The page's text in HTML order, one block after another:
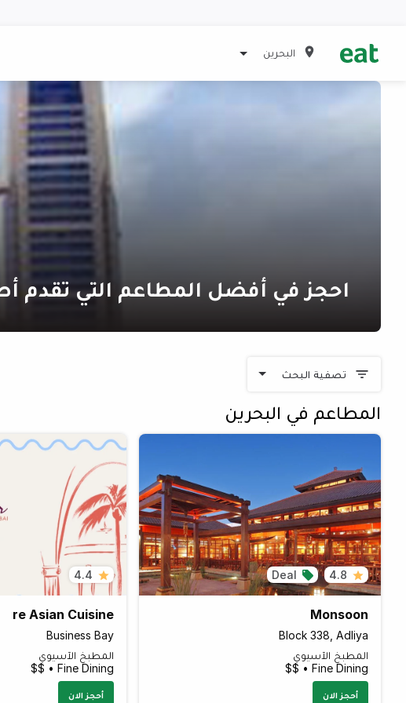
البحرين
احجز في أفضل المطاعم التي تقدم
تصفية البحث
المطاعم في البحرين
4.8
Deal
Monsoon
Block 338, Adliya
المطبخ الآسيوي
Fine Dining • $$
أحجز الان
4.4
re Asian Cuisine
Business Bay
المطبخ الآسيوي
Fine Dining • $$
أحجز الان